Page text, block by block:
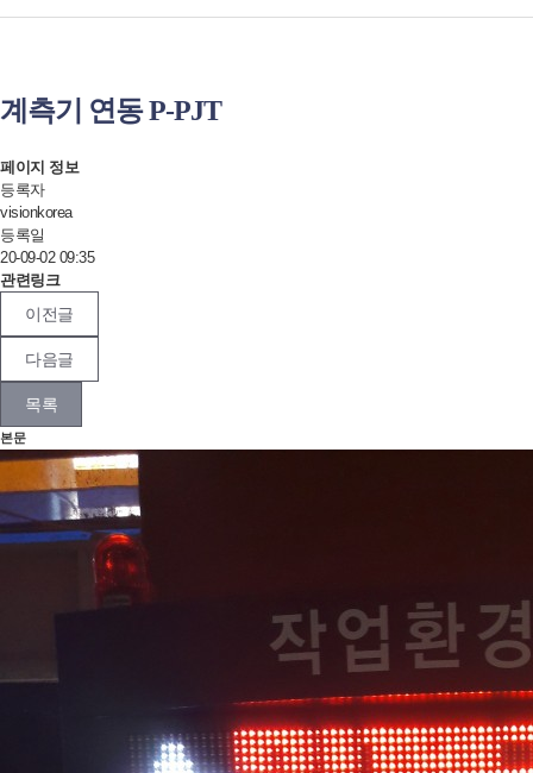
계측기 연동 P-PJT
페이지 정보
등록자
visionkorea
등록일
20-09-02 09:35
관련링크
이전글
다음글
목록
본문